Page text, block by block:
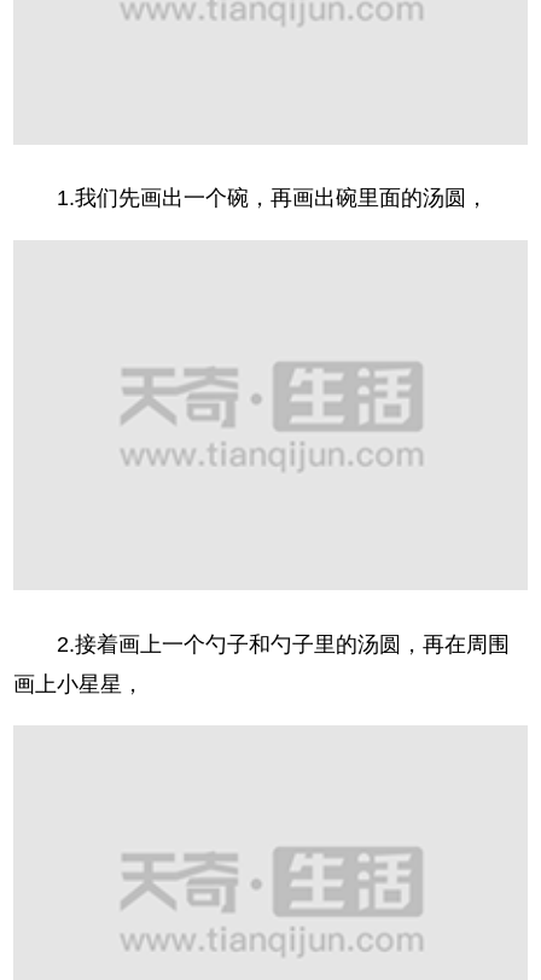
1.我们先画出一个碗，再画出碗里面的汤圆，
2.接着画上一个勺子和勺子里的汤圆，再在周围
画上小星星，